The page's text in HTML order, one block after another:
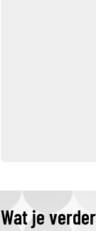
Wat je